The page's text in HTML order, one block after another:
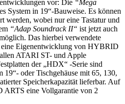
vor: Die “Mega
System in 19“-Bauweise. Es können
werden, wobei nur eine Tastatur und
“Adap Soundrack II“ ist jetzt auch
Das hierbei verwendete
eine Eigenentwicklung von HYBRID
ATARI ST- und Apple
der „HDX“ -Serie sind
19“- oder Tischgehäuse mit 65, 130,
Speicherkapazität lieferbar. Auf
eine Vollgarantie von 2